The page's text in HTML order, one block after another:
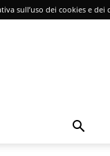
sull’uso dei cookies e dei